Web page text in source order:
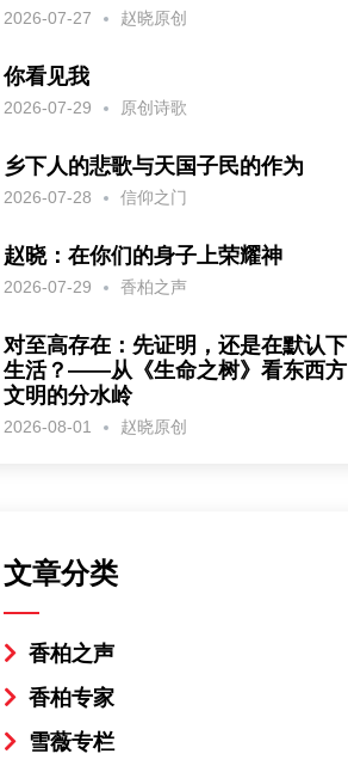
2026-07-27 赵晓原创
你看见我
2026-07-29 原创诗歌
乡下人的悲歌与天国子民的作为
2026-07-28 信仰之门
赵晓：在你们的身子上荣耀神
2026-07-29 香柏之声
对至高存在：先证明，还是在默认下
生活？——从《生命之树》看东西方
文明的分水岭
2026-08-01 赵晓原创
文章分类
香柏之声
香柏专家
雪薇专栏